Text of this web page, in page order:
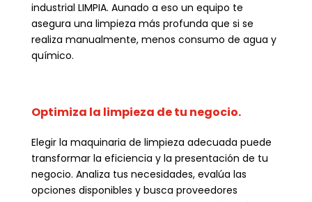
industrial LIMPIA. Aunado a eso un equipo te
asegura una limpieza más profunda que si se
realiza manualmente, menos consumo de agua y
químico.
Optimiza la limpieza de tu negocio.
Elegir la maquinaria de limpieza adecuada puede
transformar la eficiencia y la presentación de tu
negocio. Analiza tus necesidades, evalúa las
opciones disponibles y busca proveedores